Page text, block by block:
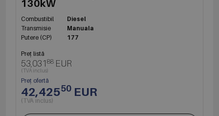
130kW
Combustibil
Diesel
Transmisie
Manuala
Putere (CP)
177
Preț listă
53,03188 EUR
(TVA inclus)
Preț ofertă
42,42550 EUR
(TVA inclus)